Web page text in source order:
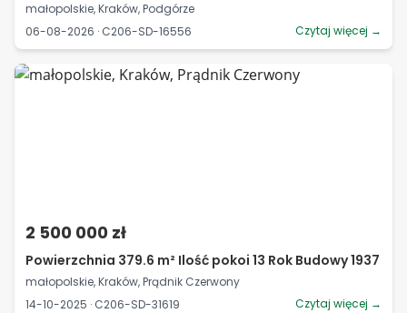
małopolskie, Kraków, Podgórze
06-08-2026 · C206-SD-16556
Czytaj więcej →
2 500 000 zł
Powierzchnia 379.6 m² Ilość pokoi 13 Rok Budowy 1937
małopolskie, Kraków, Prądnik Czerwony
14-10-2025 · C206-SD-31619
Czytaj więcej →